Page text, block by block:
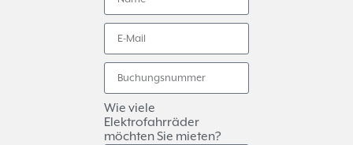
Wie viele
Elektrofahrräder
möchten Sie mieten?